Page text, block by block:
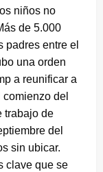
niños no
de 5.000
padres entre el
una orden
a reunificar a
del
trabajo de
del
sin ubicar.
clave que se